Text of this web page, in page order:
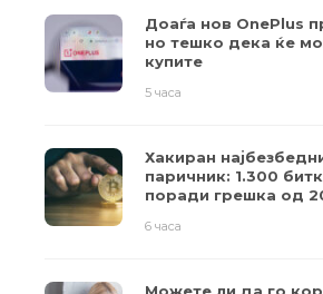
Доаѓа нов OnePlus
но тешко дека ќе
купите
5 часа
Хакиран
паричник: 1.300
поради грешка од
6 часа
Можете ли да го